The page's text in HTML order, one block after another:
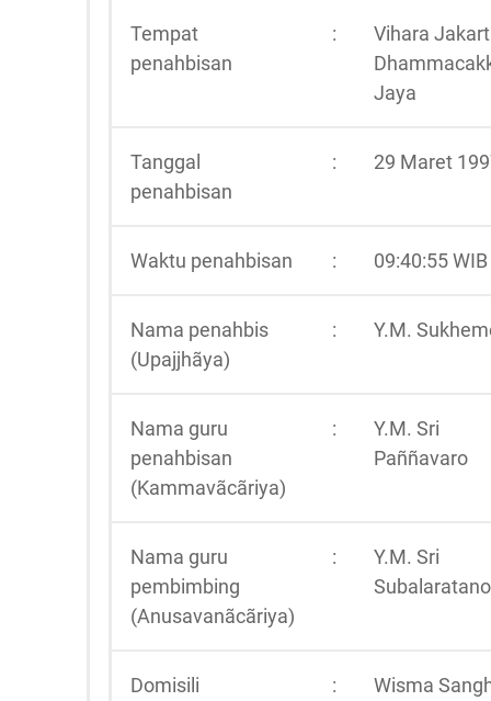
Tempat
penahbisan
:
Vihara
Jaya
Tanggal
penahbisan
: 29 Maret
Waktu penahbisan : 09:40:55 WIB
Nama penahbis
(Upajjhãya)
: Y.M.
Nama guru
penahbisan
(Kammavãcãriya)
:
Y.M. Sri
Paññavaro
Nama guru
pembimbing
(Anusavanãcãriya)
:
Y.M. Sri
Subalaratano
Domisili :
Wisma